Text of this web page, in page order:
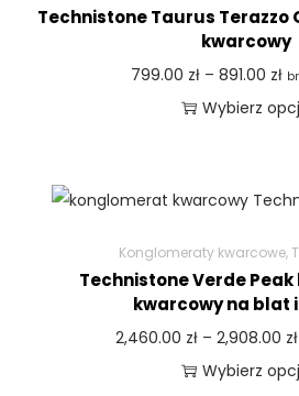
Technistone Taurus Terazzo
kwarcowy
799.00 zł – 891.00 zł
Wybierz
Konglomeraty kwarcowe,
Technistone Verde
kwarcowy na blat
2,460.00 zł – 2,908.00 zł
Wybierz